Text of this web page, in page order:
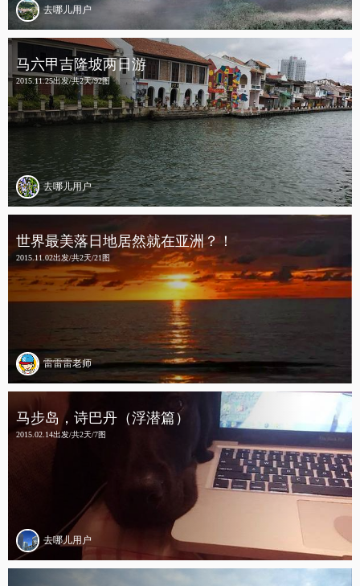
去哪儿用户
马六甲吉隆坡两日游
2015.11.25出发/共2天/92图
去哪儿用户
世界最美落日地居然就在亚洲？！
2015.11.02出发/共2天/21图
雷雷雷老师
马步岛，诗巴丹（浮潜篇）
2015.02.14出发/共2天/7图
去哪儿用户